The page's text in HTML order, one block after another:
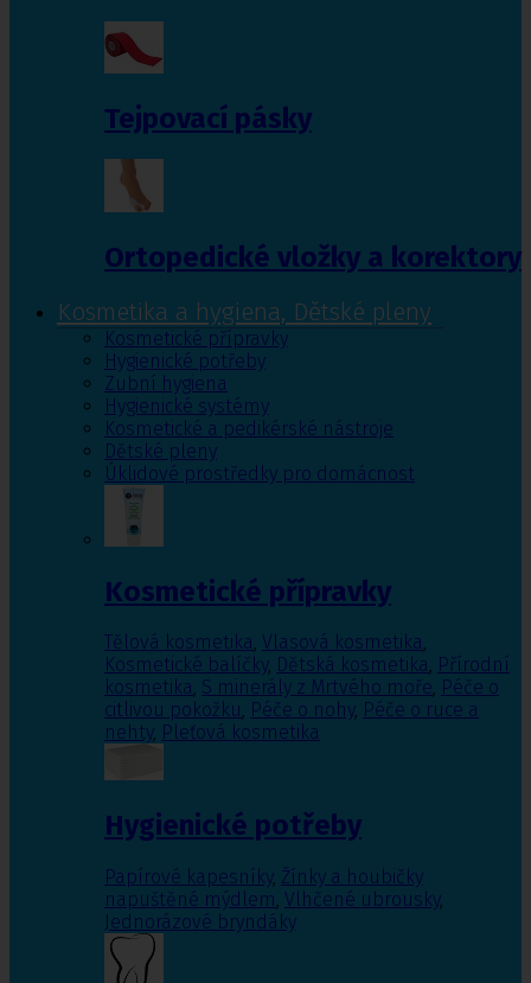
Tejpovací pásky
Ortopedické vložky a korektory
Kosmetika a hygiena, Dětské pleny
Kosmetické přípravky
Hygienické potřeby
Zubní hygiena
Hygienické systémy
Kosmetické a pedikérské nástroje
Dětské pleny
Úklidové prostředky pro domácnost
Kosmetické přípravky
Tělová kosmetika, Vlasová kosmetika,
Kosmetické balíčky, Dětská kosmetika, Přírodní
kosmetika, S minerály z Mrtvého moře, Péče o
citlivou pokožku, Péče o nohy, Péče o ruce a
nehty, Pleťová kosmetika
Hygienické potřeby
Papírové kapesníky, Žínky a houbičky
napuštěné mýdlem, Vlhčené ubrousky,
Jednorázové bryndáky